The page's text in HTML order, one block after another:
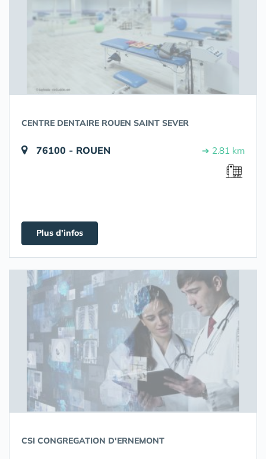
CENTRE DENTAIRE ROUEN SAINT SEVER
76100 - ROUEN ➔ 2.81 km
Plus d'infos
CSI CONGREGATION D'ERNEMONT